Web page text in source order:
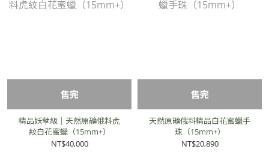
售完
精品妖孽級｜天然原礦俄料虎
紋白花蜜蠟（15mm+）
NT$40,000
售完
天然原礦俄料精品白花蜜蠟手
珠（15mm+）
NT$20,890